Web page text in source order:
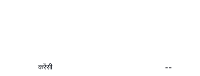
करेंसी
--